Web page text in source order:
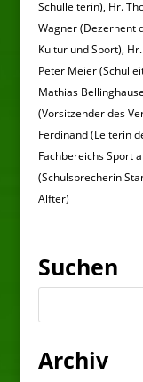
Schulleiterin), Hr.
Wagner (Dezernent
Kultur und Sport), Hr.
Peter Meier
Mathias
(Vorsitzender des
Ferdinand (Leiterin
Fachbereichs Sport
(Schulsprecherin
Alfter)
Suchen
Archiv